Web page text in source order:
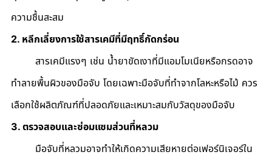
ความชื้นสะสม
2. หลีกเลี่ยงการใช้สารเคมีที่มีฤทธิ์กัดกร่อน
ทำลายพื้นผิวของมือจับ โดยเฉพาะมือจับที่ทำจากโลหะหรือไม้ ควร
เลือกใช้ผลิตภัณฑ์ที่ปลอดภัยและเหมาะสมกับวัสดุของมือจับ
3. ตรวจสอบและซ่อมแซมส่วนที่หลวม